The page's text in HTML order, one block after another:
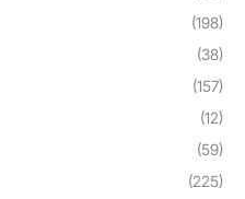
(198)
(38)
(157)
(12)
(59)
(225)